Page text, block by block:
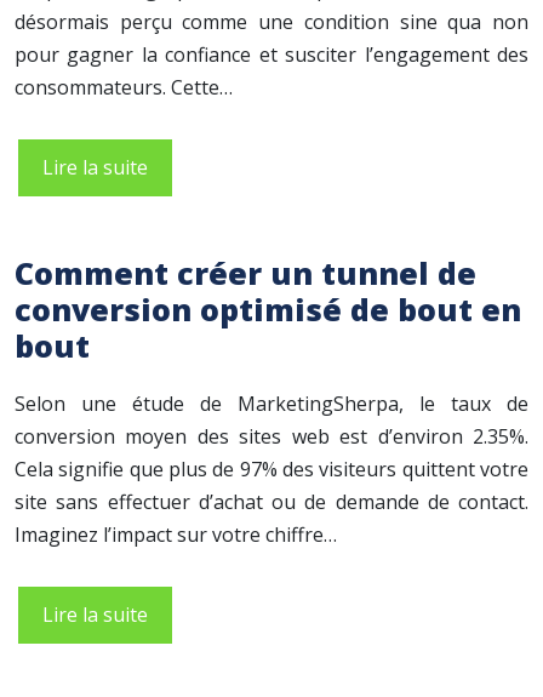
désormais perçu comme une condition sine qua non
pour gagner la confiance et susciter l’engagement des
consommateurs. Cette…
Lire la suite
Comment créer un tunnel de
conversion optimisé de bout en
bout
Selon une étude de MarketingSherpa, le taux de
conversion moyen des sites web est d’environ 2.35%.
Cela signifie que plus de 97% des visiteurs quittent votre
site sans effectuer d’achat ou de demande de contact.
Imaginez l’impact sur votre chiffre…
Lire la suite